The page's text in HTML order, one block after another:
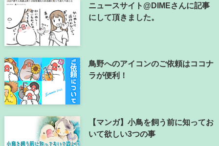
ニュースサイト@DIMEさんに記事
にして頂きました。
鳥野へのアイコンのご依頼はココナ
ラが便利！
【マンガ】小鳥を飼う前に知ってお
いて欲しい3つの事